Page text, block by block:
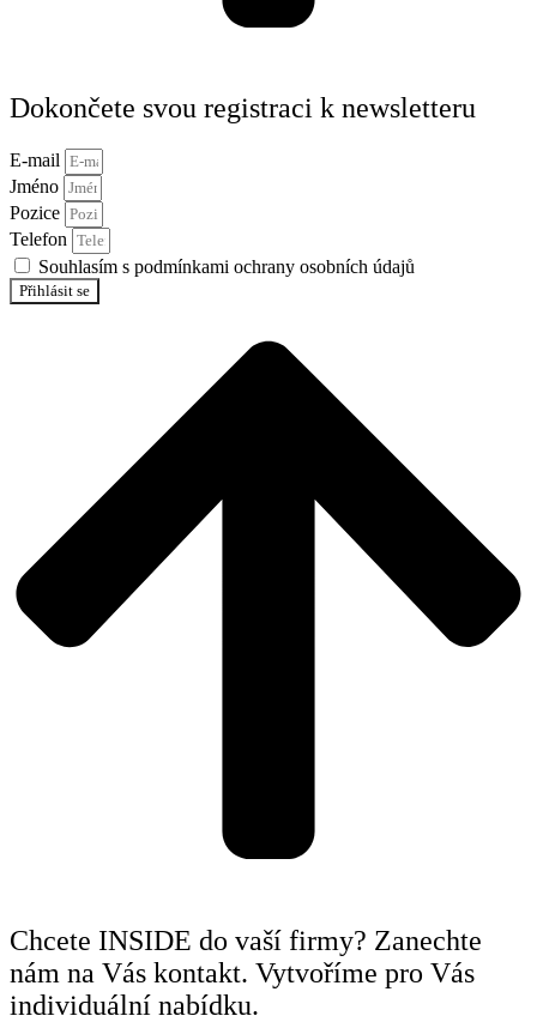
Dokončete svou registraci k newsletteru
E-mail
Jméno
Pozice
Telefon
Souhlasím s podmínkami ochrany osobních údajů
Přihlásit se
Chcete INSIDE do vaší firmy? Zanechte
nám na Vás kontakt. Vytvoříme pro Vás
individuální nabídku.